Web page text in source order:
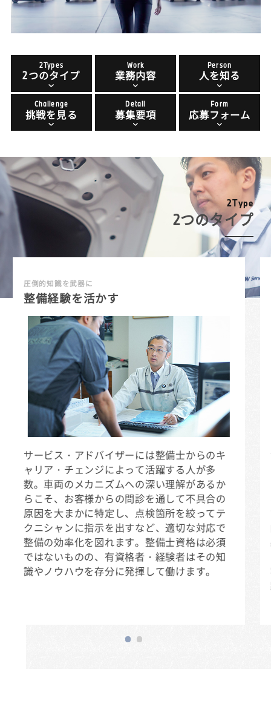
2Types
2つのタイプ
Work
業務内容
Person
人を知る
Challenge
挑戦を見る
Detail
募集要項
Form
応募フォーム
2Type
2つのタイプ
圧倒的知識を武器に
整備経験を活かす
サービス・アドバイザーには整備士からのキ
ャリア・チェンジによって活躍する人が多
数。車両のメカニズムへの深い理解があるか
らこそ、お客様からの問診を通して不具合の
原因を大まかに特定し、点検箇所を絞ってテ
クニシャンに指示を出すなど、適切な対応で
整備の効率化を図れます。整備士資格は必須
ではないものの、有資格者・経験者はその知
識やノウハウを存分に発揮して働けます。